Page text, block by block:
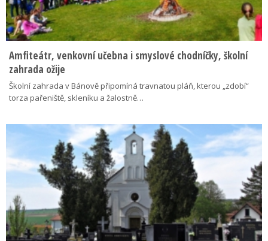
Amfiteátr, venkovní učebna i smyslové chodníčky, školní
zahrada ožije
Školní zahrada v Bánově připomíná travnatou pláň, kterou „zdobí“
torza pařeniště, skleníku a žalostně…